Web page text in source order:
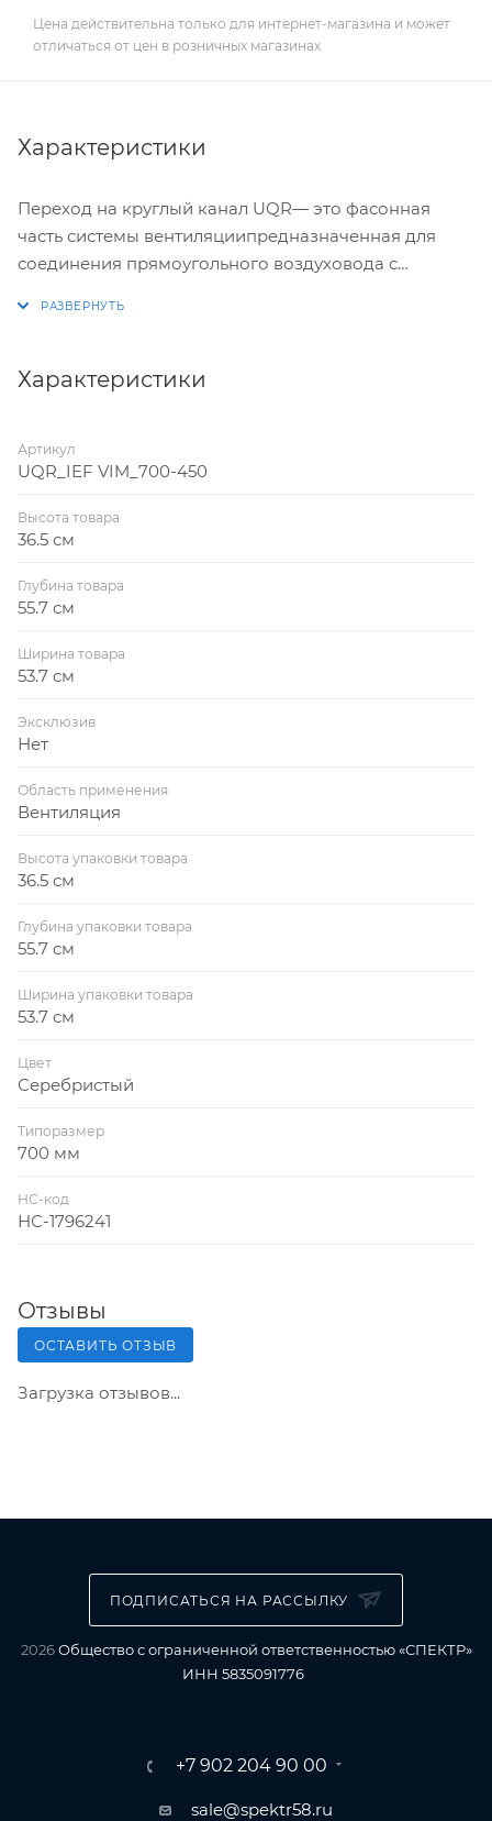
Цена действительна только для интернет-магазина и может
отличаться от цен в розничных магазинах
Характеристики
Переход на круглый канал UQR— это фасонная
часть системы вентиляциипредназначенная для
соединения прямоугольного воздуховода с
прямоугольных системах.
Характеристики
Артикул
UQR_IEF VIM_700-450
Высота товара
36.5 см
Глубина товара
55.7 см
Ширина товара
53.7 см
Эксклюзив
Нет
Область применения
Вентиляция
Высота упаковки товара
36.5 см
Глубина упаковки товара
55.7 см
Ширина упаковки товара
53.7 см
Цвет
Серебристый
Типоразмер
700 мм
НС-код
НС-1796241
Отзывы
ОСТАВИТЬ ОТЗЫВ
Загрузка отзывов...
ПОДПИСАТЬСЯ НА РАССЫЛКУ
2026Общество с ограниченной ответственностью «СПЕКТР»
ИНН 5835091776
+7 902 204 90 00
sale@spektr58.ru